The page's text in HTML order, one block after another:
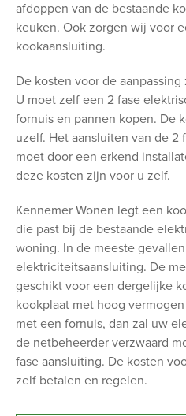
afdoppen van de bestaande
keuken. Ook zorgen wij voor
kookaansluiting.
De kosten voor de
U moet zelf een 2 fase
fornuis en pannen kopen. De
uzelf. Het aansluiten van de 2
moet door een erkend
deze kosten zijn voor u zelf.
Kennemer Wonen legt een
die past bij de bestaande
woning. In de meeste
elektriciteitsaansluiting. De
geschikt voor een dergelijke
kookplaat met hoog
met een fornuis, dan zal uw
de netbeheerder verzwaard
fase aansluiting. De kosten
zelf betalen en regelen.